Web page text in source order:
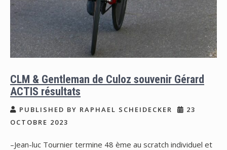
CLM & Gentleman de Culoz souvenir Gérard
ACTIS résultats
PUBLISHED BY RAPHAEL SCHEIDECKER
23
OCTOBRE 2023
–Jean-luc Tournier termine 48 ème au scratch individuel et